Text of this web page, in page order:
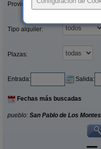
Provincias/Islas:
Tipo alquiler:
Plazas:
Entrada: Salida:
Fechas más buscadas
pueblo: San Pablo de Los Montes